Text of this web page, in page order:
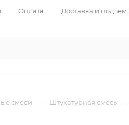
Оплата Доставка и подъем
смеси — Штукатурная смесь —